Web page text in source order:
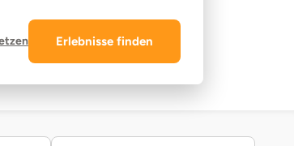
Erlebnisse finden